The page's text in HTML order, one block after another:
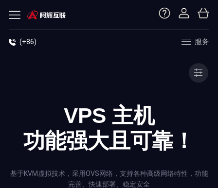
(+86) 服务
VPS 主机
功能强大且可靠！
基于KVM虚拟技术，采用OVS网络，支持各种高级网络特性，功能
完善、快速部署、稳定安全